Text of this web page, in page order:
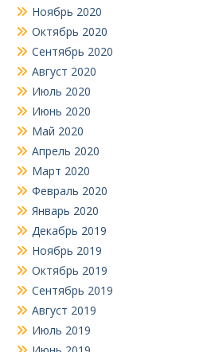
Ноябрь 2020
Октябрь 2020
Сентябрь 2020
Август 2020
Июль 2020
Июнь 2020
Май 2020
Апрель 2020
Март 2020
Февраль 2020
Январь 2020
Декабрь 2019
Ноябрь 2019
Октябрь 2019
Сентябрь 2019
Август 2019
Июль 2019